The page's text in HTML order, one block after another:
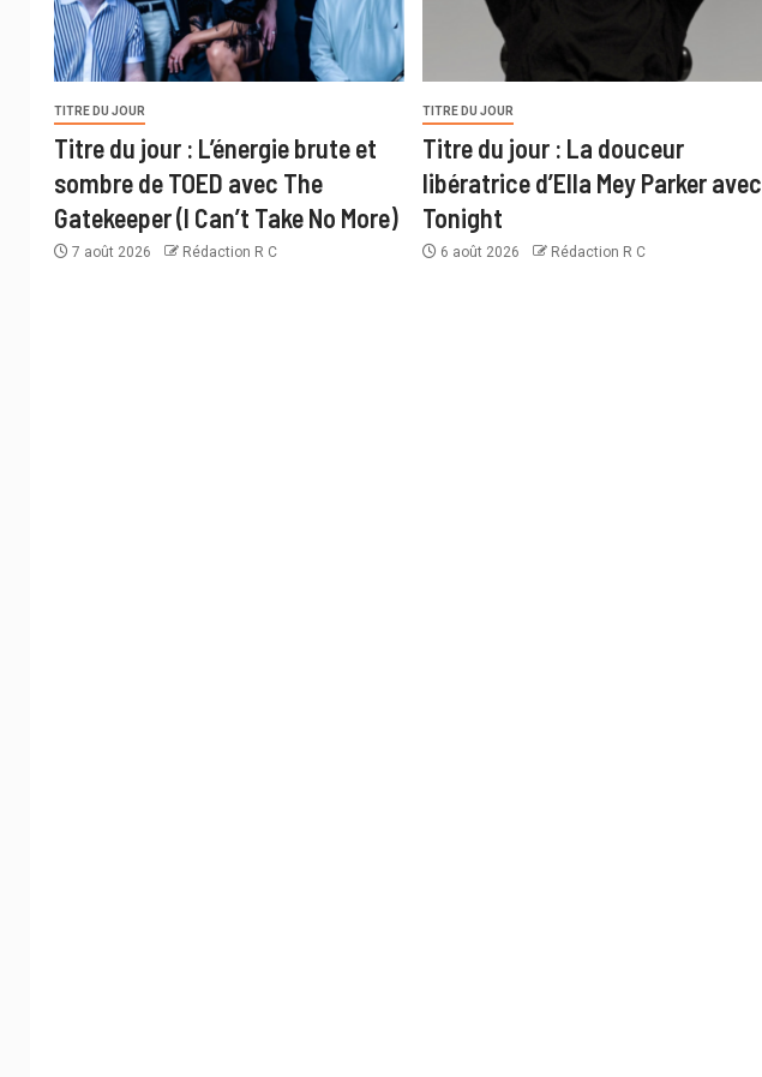
TITRE DU JOUR
Titre du jour : L’énergie brute et
sombre de TOED avec The
Gatekeeper (I Can’t Take No More)
7 août 2026 Rédaction R C
TITRE DU JOUR
Titre du jour : La douceur
libératrice d’Ella Mey Parker avec
Tonight
6 août 2026 Rédaction R C